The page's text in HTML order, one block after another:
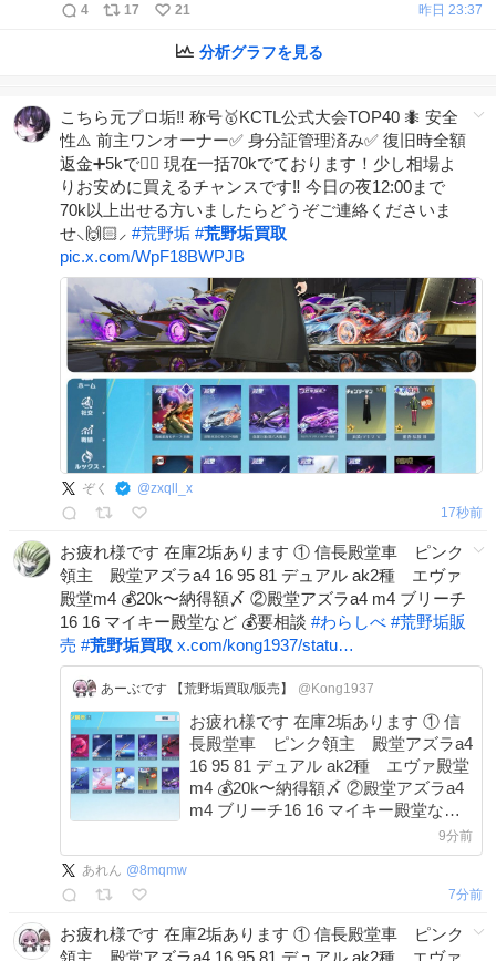
4
17 21 昨日 23:37
分析グラフを見る
こちら元プロ垢‼️ 称号🥇KCTL公式大会TOP40 🐜 安全
性⚠️ 前主ワンオーナー✅ 身分証管理済み✅ 復旧時全額
返金➕5kで🙆‍♀️ 現在一括70kでております！少し相場よ
りお安めに買えるチャンスです‼️ 今日の夜12:00まで
70k以上出せる方いましたらどうぞご連絡くださいま
せ⸜🙌🏻⸝‍ #荒野垢 #荒野垢買取
pic.x.com/WpF18BWPJB
ぞく @zxqll_x
31秒前
お疲れ様です 在庫2垢あります ① 信長殿堂車 ピンク
領主 殿堂アズラa4 16 95 81 デュアル ak2種 エヴァ
殿堂m4 💰20k〜納得額〆 ②殿堂アズラa4 m4 ブリーチ
16 16 マイキー殿堂など 💰要相談 #わらしべ #荒野垢販
売 #荒野垢買取 x.com/kong1937/statu…
あーぶです 【荒野垢買取/販売】 @Kong1937
お疲れ様です 在庫2垢あります ① 信
長殿堂車 ピンク領主 殿堂アズラa4
16 95 81 デュアル ak2種 エヴァ殿堂
m4 💰20k〜納得額〆 ②殿堂アズラa4
m4 ブリーチ16 16 マイキー殿堂など
野垢買取
10分前
あれん @8mqmw
8分前
お疲れ様です 在庫2垢あります ① 信長殿堂車 ピンク
領主 殿堂アズラa4 16 95 81 デュアル ak2種 エヴァ